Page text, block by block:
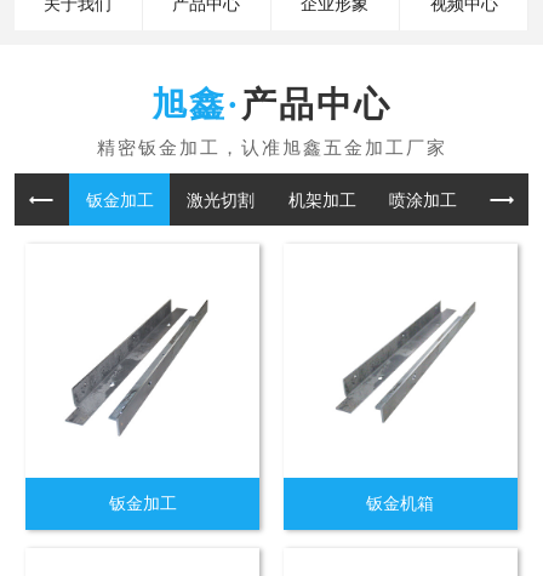
关于我们 产品中心 企业形象 视频中心
产品中心
钣金加工 激光切割 机架加工 喷涂加工 折板
钣金加工 钣金机箱